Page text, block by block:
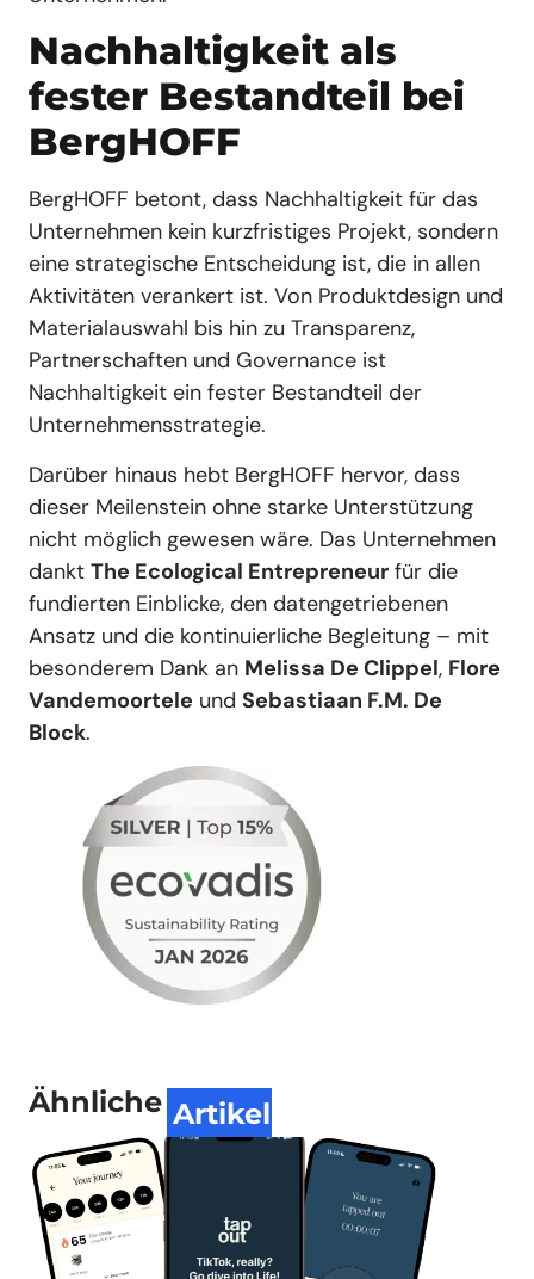
Nachhaltigkeit als
fester Bestandteil bei
BergHOFF
BergHOFF betont, dass Nachhaltigkeit für das
Unternehmen kein kurzfristiges Projekt, sondern
eine strategische Entscheidung ist, die in allen
Aktivitäten verankert ist. Von Produktdesign und
Materialauswahl bis hin zu Transparenz,
Partnerschaften und Governance ist
Nachhaltigkeit ein fester Bestandteil der
Unternehmensstrategie.
Darüber hinaus hebt BergHOFF hervor, dass
dieser Meilenstein ohne starke Unterstützung
nicht möglich gewesen wäre. Das Unternehmen
dankt The Ecological Entrepreneur für die
fundierten Einblicke, den datengetriebenen
Ansatz und die kontinuierliche Begleitung – mit
besonderem Dank an Melissa De Clippel, Flore
Vandemoortele und Sebastiaan F.M. De
Block.
Ähnliche Artikel